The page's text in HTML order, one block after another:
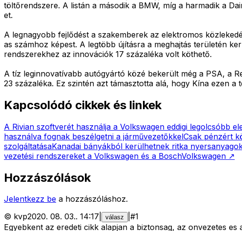
töltőrendszere. A listán a második a BMW, míg a harmadik a
et.
A legnagyobb fejlődést a szakemberek az elektromos
as számhoz képest. A legtöbb újításra a meghajtás területén
rendszerekhez az innovációk 17 százaléka volt köthető.
A tíz leginnovatívabb autógyártó közé bekerült még a PSA, a
23 százaléka. Ez szintén azt támasztotta alá, hogy Kína ezen
Kapcsolódó cikkek és linkek
A Rivian szoftverét használja a Volkswagen eddigi legolcsóbb
használva fognak beszélgetni a járművezetőkkelCsak pénzért
szolgáltatásaKanadai bányákból kerülhetnek ritka
vezetési rendszereket a Volkswagen és a BoschVolkswagen ↗
Hozzászólások
Jelentkezz be a hozzászóláshoz.
© kvp2020. 08. 03.. 14:17 válasz #1
Egyebkent az eredeti cikk alapjan a biztonsag, az onvezetes